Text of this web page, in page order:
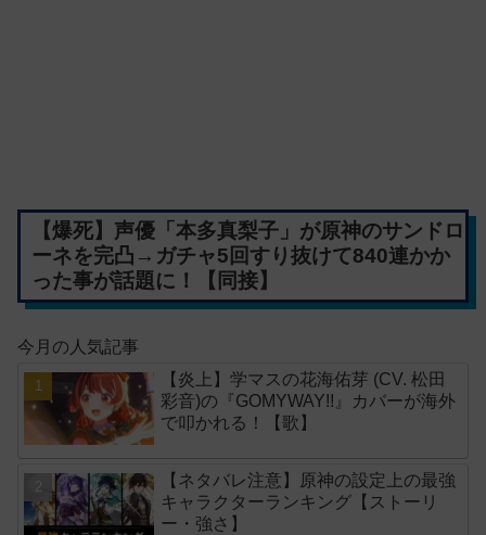
【爆死】声優「本多真梨子」が原神のサンドロ
ーネを完凸→ガチャ5回すり抜けて840連かか
った事が話題に！【同接】
今月の人気記事
【炎上】学マスの花海佑芽 (CV. 松田
彩音)の『GOMYWAY!!』カバーが海外
で叩かれる！【歌】
【ネタバレ注意】原神の設定上の最強
キャラクターランキング【ストーリ
ー・強さ】